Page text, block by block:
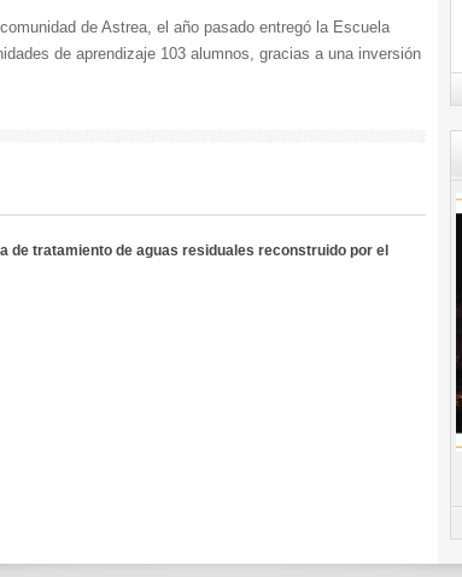
de Astrea, el año pasado entregó la Escuela
de aprendizaje 103 alumnos, gracias a una inversión
de tratamiento de aguas residuales reconstruido por el